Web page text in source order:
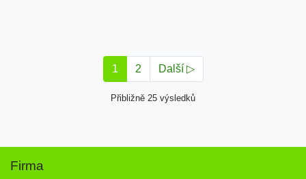
1 2 Další ▷
Přibližně 25 výsledků
Firma